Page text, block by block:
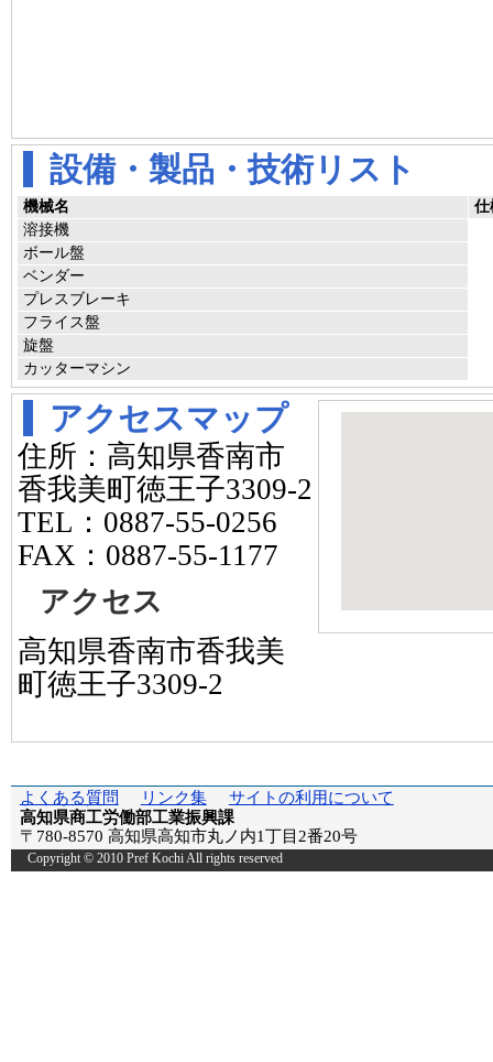
設備・製品・技術リスト
機械名
仕
溶接機
ボール盤
ベンダー
プレスブレーキ
フライス盤
旋盤
カッターマシン
アクセスマップ
住所：高知県香南市
香我美町徳王子3309-2
TEL：0887-55-0256
FAX：0887-55-1177
アクセス
高知県香南市香我美
町徳王子3309-2
よくある質問 リンク集
サイトの利用について
高知県商工労働部工業振興課
〒780-8570 高知県高知市丸ノ内1丁目2番20号
Copyright © 2010 Pref Kochi All rights reserved